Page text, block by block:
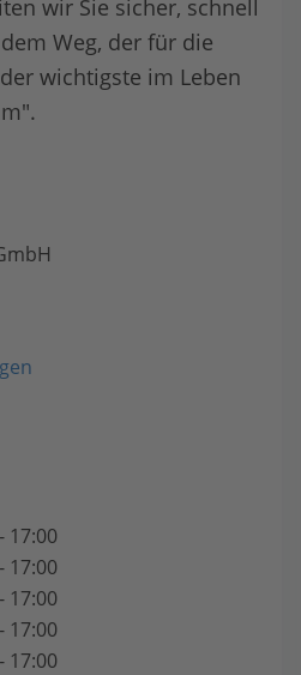
wir Sie sicher, schnell
Weg, der für die
wichtigste im Leben
17:00
17:00
17:00
17:00
17:00